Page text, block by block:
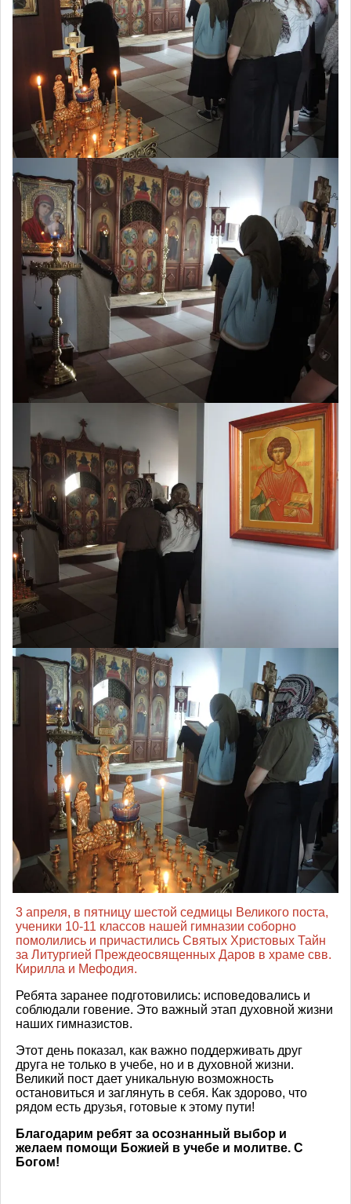
3 апреля, в пятницу шестой седмицы Великого поста,
ученики 10-11 классов нашей гимназии соборно
помолились и причастились Святых Христовых Тайн
за Литургией Преждеосвященных Даров в храме свв.
Кирилла и Мефодия.
Ребята заранее подготовились: исповедовались и
соблюдали говение. Это важный этап духовной жизни
наших гимназистов.
Этот день показал, как важно поддерживать друг
друга не только в учебе, но и в духовной жизни.
Великий пост дает уникальную возможность
остановиться и заглянуть в себя. Как здорово, что
рядом есть друзья, готовые к этому пути!
Благодарим ребят за осознанный выбор и
желаем помощи Божией в учебе и молитве. С
Богом!